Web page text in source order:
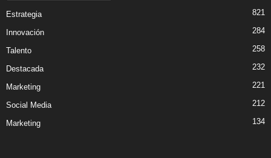
Estrategia 821
Innovación 284
Talento 258
Destacada 232
Marketing 221
Social Media 212
Marketing 134